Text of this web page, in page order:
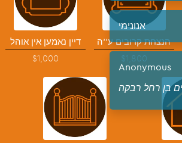
אנונימי
Anonymous
בן רחל רבקה
דיין נאמען אין אוהל
$1,000
הנצחת קרובים ע''ה
$1,800